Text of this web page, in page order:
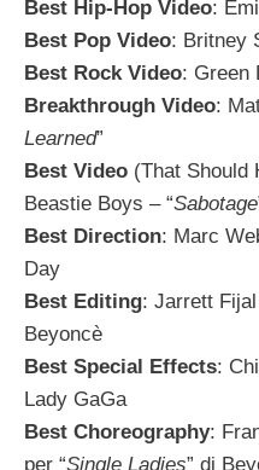
Best Hip-Hop Video:
Best Pop Video: Britney
Best Rock Video: Green
Breakthrough Video:
Learned”
Best Video (That Should
Beastie Boys – “Sabotage
Best Direction: Marc
Day
Best Editing: Jarrett Fijal
Beyoncè
Best Special Effects:
Lady GaGa
Best Choreography:
per “Single Ladies” di